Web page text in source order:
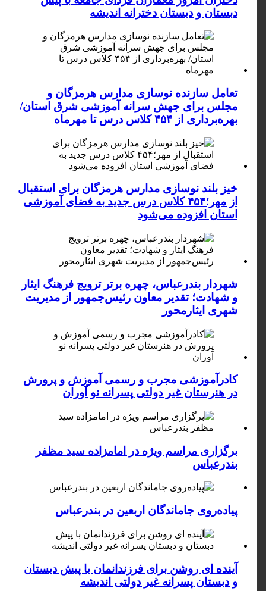
دبستان و دبستان دخترانه اندیشه
تعامل سازنده نوسازی مدارس هرمزگان و
مجلس برای جهش سرانه آموزشی شرق استان/
بهره‌برداری از ۴۵۴ کلاس درس تا مهرماه
خیز بلند نوسازی مدارس هرمزگان برای استقبال
از مهر؛۴۵۴ کلاس درس جدید به فضای آموزشی
استان افزوده می‌شود
شهردار بندرعباس، چهره برتر ترویج فرهنگ ایثار
و شهادت؛ تقدیر معاون رئیس‌جمهور از مدیریت
شهری ایثارمحور
کادرآموزشی مجرب و رسمی آموزش و پرورش
در هنرستان غیر دولتی پسرانه نو آوران
برگزاری مراسم ویژه در امامزاده سید مظفر
بندرعباس
پیاده‌روی جاماندگان اربعین در بندرعباس
آینده ای روشن برای فرزندانمان با پیش دبستان
و دبستان پسرانه غیر دولتی اندیشه